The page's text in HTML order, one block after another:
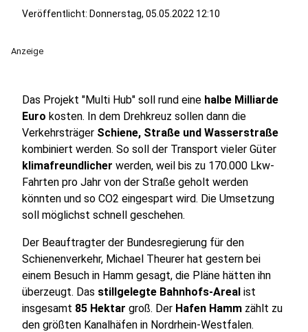
Veröffentlicht: Donnerstag, 05.05.2022 12:10
Anzeige
Das Projekt "Multi Hub" soll rund eine halbe Milliarde
Euro kosten. In dem Drehkreuz sollen dann die
Verkehrsträger Schiene, Straße und Wasserstraße
kombiniert werden. So soll der Transport vieler Güter
klimafreundlicher werden, weil bis zu 170.000 Lkw-
Fahrten pro Jahr von der Straße geholt werden
könnten und so CO2 eingespart wird. Die Umsetzung
soll möglichst schnell geschehen.
Der Beauftragter der Bundesregierung für den
Schienenverkehr, Michael Theurer hat gestern bei
einem Besuch in Hamm gesagt, die Pläne hätten ihn
überzeugt. Das stillgelegte Bahnhofs-Areal ist
insgesamt 85 Hektar groß. Der Hafen Hamm zählt zu
den größten Kanalhäfen in Nordrhein-Westfalen.